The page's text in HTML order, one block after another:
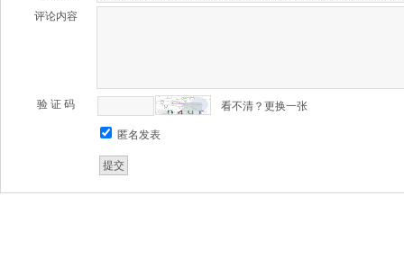
评论内容
验 证 码 看不清？更换一张
匿名发表